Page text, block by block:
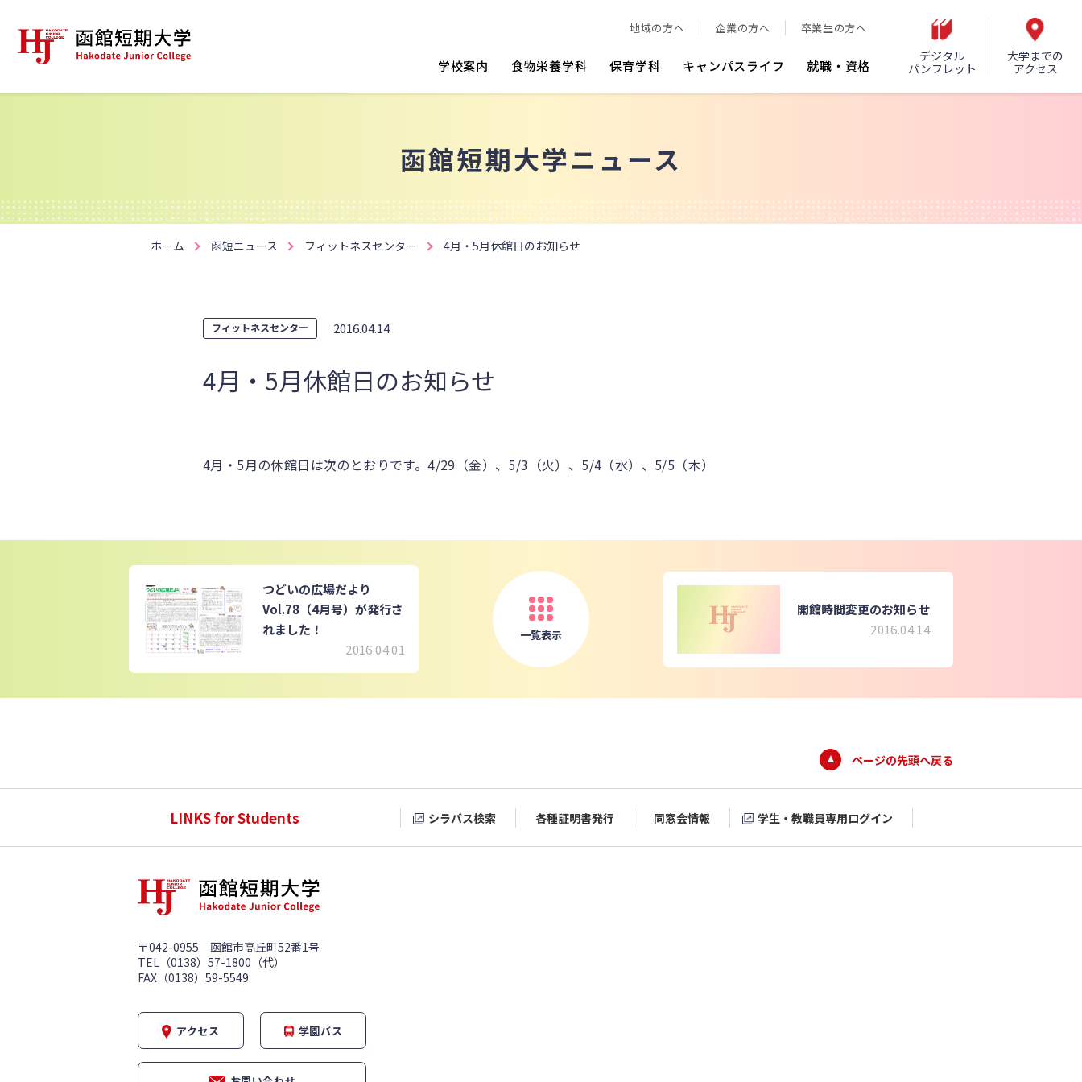
地域の方へ 企業の方へ 卒業生の方へ
学校案内 食物栄養学科 保育学科 キャンパスライフ 就職・資格
デジタル
パンフレット
大学までの
アクセス
函館短期大学ニュース
ホーム 函短ニュース フィットネスセンター 4月・5月休館日のお知らせ
フィットネスセンター 2016.04.14
4月・5月休館日のお知らせ
4月・5月の休館日は次のとおりです。4/29（金）、5/3（火）、5/4（水）、5/5（木）
つどいの広場だより
Vol.78（4月号）が発行さ
れました！
2016.04.01
開館時間変更のお知らせ
2016.04.14
一覧表示
ページの先頭へ戻る
LINKS for Students シラバス検索 各種証明書発行 同窓会情報 学生・教職員専用ログイン
〒042-0955 函館市高丘町52番1号
TEL（0138）57-1800（代）
FAX（0138）59-5549
アクセス 学園バス